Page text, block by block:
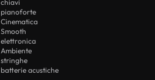
chiavi
pianoforte
Cinematica
Smooth
elettronica
Ambiente
stringhe
batterie acustiche